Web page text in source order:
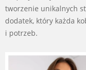
tworzenie unikalnych
dodatek, który każda
i potrzeb.